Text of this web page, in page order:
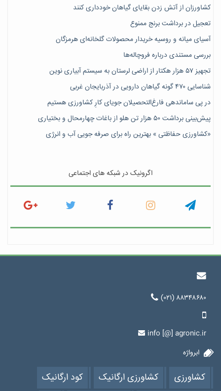
کشاورزان از آتش زدن بقایای گیاهان خودداری کنند
تعجیل در برداشت برنج ممنوع
آسیای میانه و روسیه خریدار محصولات گلخانه‌ای هرمزگان
بررسی مستندی درباره فروچاله‌ها
تجهیز ۵۷ هزار هکتار از اراضی لرستان به سیستم آبیاری نوین
شناسایی ۴۷٠ گونه گیاهان دارویی در آذربایجان غربی
در پی ساماندهی فارغ‌التحصیلان جویای کارِ کشاورزی هستیم
پیش‎‌بینی برداشت ۵۰ هزار تن هلو از باغات چهارمحال و بختیاری
«کشاورزی حفاظتی » بهترین راه برای صرفه جویی آب و انرژی
اگرونیک در شبکه های اجتماعی
(۰۲۱) ۸۸۳۴۸۶۸۰
info [@] agronic.ir
ابرواژه
کشاورزی کشاورزی ارگانیک کود ارگانیک